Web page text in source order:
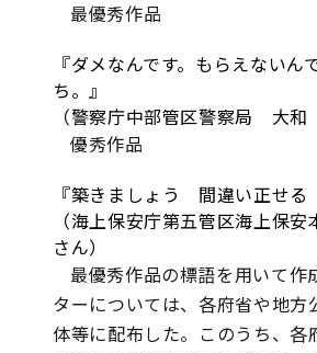
最優秀作品
『ダメなんです。もらえないん
ち。』
（警察庁中部管区警察局 大和
優秀作品
『築きましょう 間違い正せる
（海上保安庁第五管区海上
さん）
最優秀作品の標語を用いて作
ターについては、各府省や地方
体等に配布した。このうち、各